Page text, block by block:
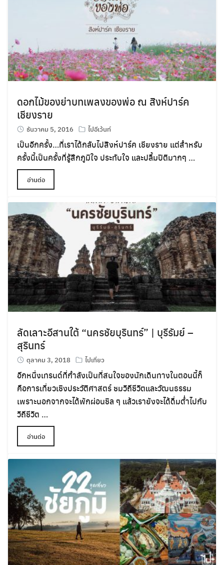
ดอกไม้ของย่าบทเพลงของพ่อ ณ สิงห์ปาร์ค
เชียงราย
ธันวาคม 5, 2016 ไปอีเว้นท์
เป็นอีกครั้ง…ที่เราได้กลับไปสิงห์ปาร์ค เชียงราย แต่สำหรับ
ครั้งนี้เป็นครั้งที่รู้สึกภูมิใจ ประทับใจ และปลื้มปิติมากๆ …
อ่านต่อ
ลัดเลาะอีสานใต้ “นครชัยบุรินทร์” | บุรีรัมย์ –
สุรินทร์
ตุลาคม 3, 2018 ไปเที่ยว
อีกหนึ่งเทรนด์ที่กำลังเป็นที่สนใจของนักเดินทางในตอนนี้ก็
คือการเที่ยวเชิงประวัติศาสตร์ ชมวิถีชีวิตและวัฒนธรรม
เพราะนอกจากจะได้พักผ่อนชิล ๆ แล้วเรายังจะได้ดื่มด่ำไปกับ
วิถีชีวิต …
อ่านต่อ